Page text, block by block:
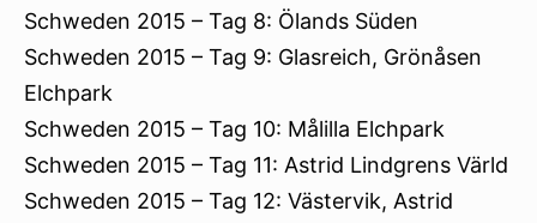
Schweden 2015 – Tag 8: Ölands Süden
Schweden 2015 – Tag 9: Glasreich, Grönåsen
Elchpark
Schweden 2015 – Tag 10: Målilla Elchpark
Schweden 2015 – Tag 11: Astrid Lindgrens Värld
Schweden 2015 – Tag 12: Västervik, Astrid